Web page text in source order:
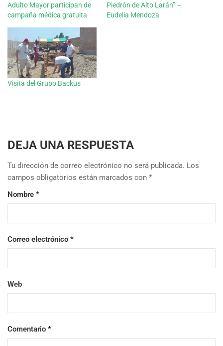
Adulto Mayor participan de
campaña médica gratuita
Piedrón de Alto Larán” –
Eudelia Mendoza
Visita del Grupo Backus
DEJA UNA RESPUESTA
Tu dirección de correo electrónico no será publicada. Los
campos obligatorios están marcados con *
Nombre *
Correo electrónico *
Web
Comentario *